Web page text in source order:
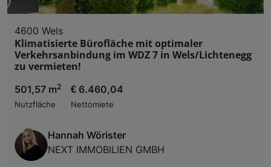
4600 Wels
Klimatisierte Bürofläche mit optimaler
Verkehrsanbindung im WDZ 7 in Wels/Lichtenegg
zu vermieten!
501,57 m2
Nutzfläche
€ 6.460,04
Nettomiete
Hannah Wörister
NEXT IMMOBILIEN GMBH